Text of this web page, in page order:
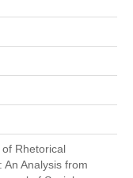
Rhetorical
An Analysis from